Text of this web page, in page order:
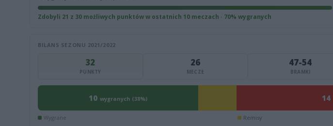
Zdobyli 21 z 30 możliwych punktów w ostatnich 10 meczach · 70% wygranych
BILANS SEZONU 2021/2022
32
PUNKTY
26
MECZE
47-54
BRAMKI
10 wygranych (38%) 14
Wygrane Remisy